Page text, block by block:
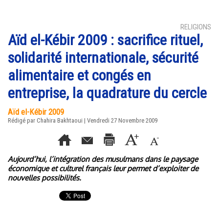
RELIGIONS
Aïd el-Kébir 2009 : sacrifice rituel,
solidarité internationale, sécurité
alimentaire et congés en
entreprise, la quadrature du cercle
Aïd el-Kébir 2009
Rédigé par Chahira Bakhtaoui | Vendredi 27 Novembre 2009
Aujourd’hui, l’intégration des musulmans dans le paysage
économique et culturel français leur permet d’exploiter de
nouvelles possibilités.